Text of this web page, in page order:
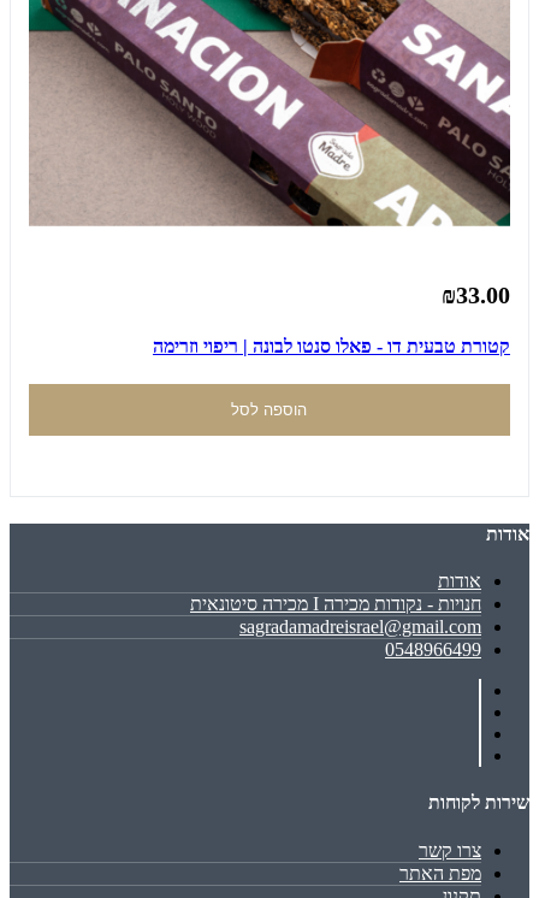
₪33.00
קטורת טבעית דו - פאלו סנטו לבונה | ריפוי וזרימה
הוספה לסל
אודות
אודות
חנויות - נקודות מכירה I מכירה סיטונאית
sagradamadreisrael@gmail.com
0548966499
שירות לקוחות
צרו קשר
מפת האתר